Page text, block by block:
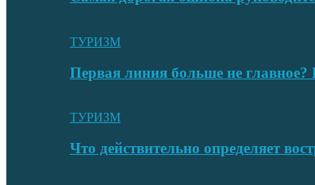
ТУРИЗМ
Первая линия больше не
ТУРИЗМ
Что действительно определяет